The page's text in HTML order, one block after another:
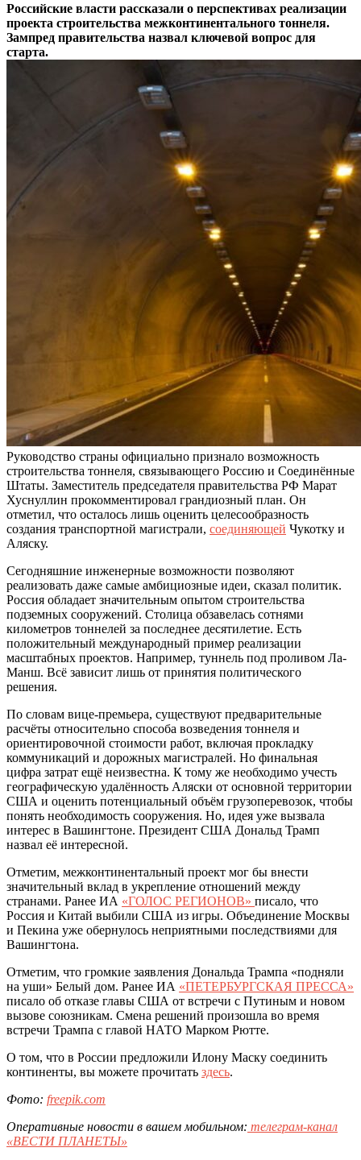
Российские власти рассказали о перспективах реализации
проекта строительства межконтинентального тоннеля.
Зампред правительства назвал ключевой вопрос для
старта.
Руководство страны официально признало возможность
строительства тоннеля, связывающего Россию и Соединённые
Штаты. Заместитель председателя правительства РФ Марат
Хуснуллин прокомментировал грандиозный план. Он
отметил, что осталось лишь оценить целесообразность
создания транспортной магистрали, соединяющей Чукотку и
Аляску.
Сегодняшние инженерные возможности позволяют
реализовать даже самые амбициозные идеи, сказал политик.
Россия обладает значительным опытом строительства
подземных сооружений. Столица обзавелась сотнями
километров тоннелей за последнее десятилетие. Есть
положительный международный пример реализации
масштабных проектов. Например, туннель под проливом Ла-
Манш. Всё зависит лишь от принятия политического
решения.
По словам вице-премьера, существуют предварительные
расчёты относительно способа возведения тоннеля и
ориентировочной стоимости работ, включая прокладку
коммуникаций и дорожных магистралей. Но финальная
цифра затрат ещё неизвестна. К тому же необходимо учесть
географическую удалённость Аляски от основной территории
США и оценить потенциальный объём грузоперевозок, чтобы
понять необходимость сооружения. Но, идея уже вызвала
интерес в Вашингтоне. Президент США Дональд Трамп
назвал её интересной.
Отметим, межконтинентальный проект мог бы внести
значительный вклад в укрепление отношений между
странами. Ранее ИА «ГОЛОС РЕГИОНОВ» писало, что
Россия и Китай выбили США из игры. Объединение Москвы
и Пекина уже обернулось неприятными последствиями для
Вашингтона.
Отметим, что громкие заявления Дональда Трампа «подняли
на уши» Белый дом. Ранее ИА «ПЕТЕРБУРГСКАЯ ПРЕССА»
писало об отказе главы США от встречи с Путиным и новом
вызове союзникам. Смена решений произошла во время
встречи Трампа с главой НАТО Марком Рютте.
О том, что в России предложили Илону Маску соединить
континенты, вы можете прочитать здесь.
Фото: freepik.com
Оперативные новости в вашем мобильном: телеграм-канал
«ВЕСТИ ПЛАНЕТЫ»